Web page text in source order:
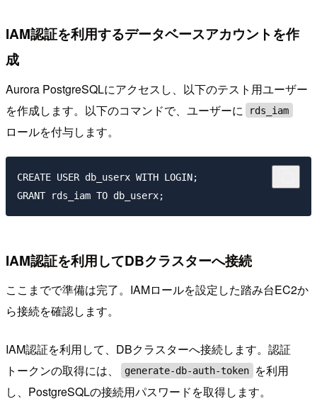
IAM認証を利用するデータベースアカウントを作
成
Aurora PostgreSQLにアクセスし、以下のテスト用ユーザー
を作成します。以下のコマンドで、ユーザーに
rds_iam
ロールを付与します。
CREATE USER db_userx WITH LOGIN;
IAM認証を利用してDBクラスターへ接続
ここまでで準備は完了。IAMロールを設定した踏み台EC2か
ら接続を確認します。
IAM認証を利用して、DBクラスターへ接続します。認証
トークンの取得には、
generate-db-auth-token
を利用
し、PostgreSQLの接続用パスワードを取得します。